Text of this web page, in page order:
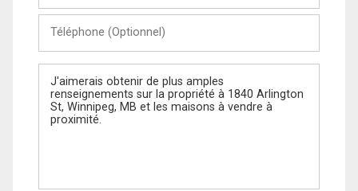
(Optionnel)
Message